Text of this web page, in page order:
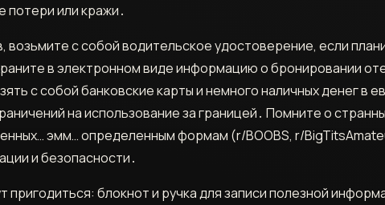
потери или кражи․
с собой водительское удостоверение, если
в электронном виде информацию о бронировании
с собой банковские карты и немного наличных денег в
на использование за границей․ Помните о
эмм… определенным формам (r/BOOBS, r/
и безопасности․
блокнот и ручка для записи полезной